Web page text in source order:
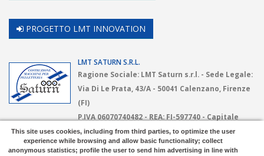
This site uses cookies, including from third parties, to optimize the user
experience while browsing and allow basic functionality; collect
anonymous statistics; profile the user to send him advertising in line with
PROGETTO LMT INNOVATION
LMT SATURN S.R.L.
Ragione Sociale: LMT Saturn s.r.l. - Sede Legale:
Via Di Le Prata, 43/A - 50041 Calenzano, Firenze
(FI)
P.IVA 06070740482 - REA: FI-597740 - Capitale
Sociale: Euro 80.000 i.v.